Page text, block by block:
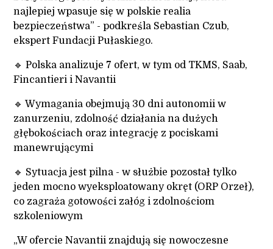
najlepiej wpasuje się w polskie realia
bezpieczeństwa” - podkreśla Sebastian Czub,
ekspert Fundacji Pułaskiego.
🔹 Polska analizuje 7 ofert, w tym od TKMS, Saab,
Fincantieri i Navantii
🔹 Wymagania obejmują 30 dni autonomii w
zanurzeniu, zdolność działania na dużych
głębokościach oraz integrację z pociskami
manewrującymi
🔹 Sytuacja jest pilna - w służbie pozostał tylko
jeden mocno wyeksploatowany okręt (ORP Orzeł),
co zagraża gotowości załóg i zdolnościom
szkoleniowym
„W ofercie Navantii znajdują się nowoczesne